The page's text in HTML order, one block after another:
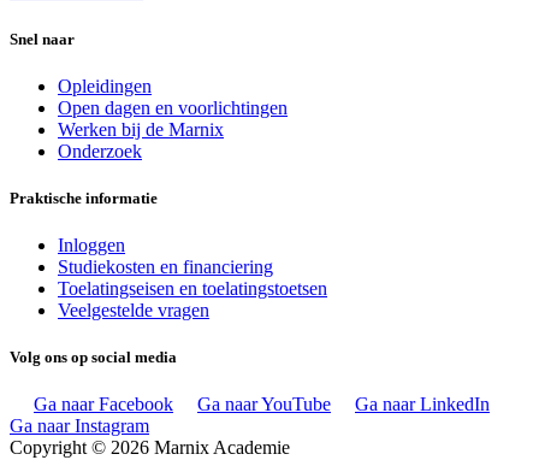
Snel naar
Opleidingen
Open dagen en voorlichtingen
Werken bij de Marnix
Onderzoek
Praktische informatie
Inloggen
Studiekosten en financiering
Toelatingseisen en toelatingstoetsen
Veelgestelde vragen
Volg ons op social media
Ga naar Facebook Ga naar YouTube
Ga naar LinkedIn
Ga naar Instagram
Copyright © 2026 Marnix Academie